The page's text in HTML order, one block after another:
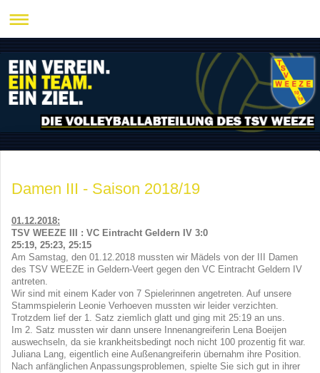
Damen III - Saison 2018/19
01.12.2018:
TSV WEEZE III : VC Eintracht Geldern IV 3:0
25:19, 25:23, 25:15
Am Samstag, den 01.12.2018 mussten wir Mädels von der III Damen
des TSV WEEZE in Geldern-Veert gegen den VC Eintracht Geldern IV
antreten.
Wir sind mit einem Kader von 7 Spielerinnen angetreten. Auf unsere
Stammspielerin Leonie Verhoeven mussten wir leider verzichten.
Trotzdem lief der 1. Satz ziemlich glatt und ging mit 25:19 an uns.
Im 2. Satz mussten wir dann unsere Innenangreiferin Lena Boeijen
auswechseln, da sie krankheitsbedingt noch nicht 100 prozentig fit war.
Juliana Lang, eigentlich eine Außenangreiferin übernahm ihre Position.
Nach anfänglichen Anpassungsproblemen, spielte Sie sich gut in ihrer